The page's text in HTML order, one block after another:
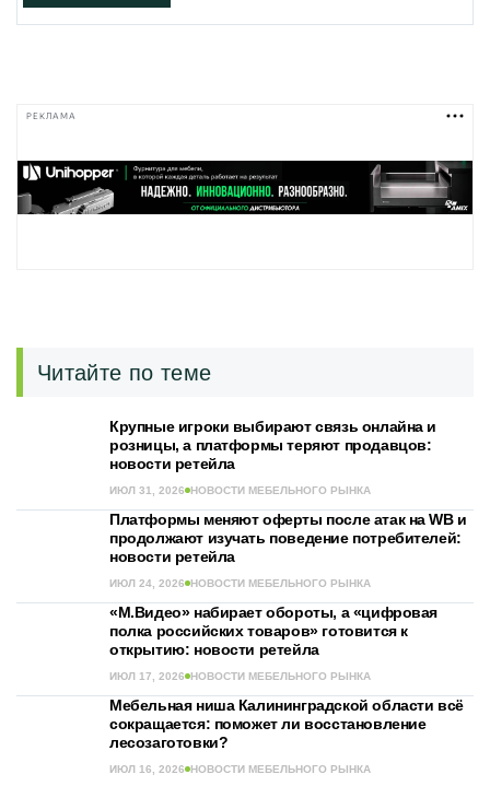
РЕКЛАМА
Читайте по теме
Крупные игроки выбирают связь онлайна и
розницы, а платформы теряют продавцов:
новости ретейла
ИЮЛ 31, 2026 НОВОСТИ МЕБЕЛЬНОГО РЫНКА
Платформы меняют оферты после атак на WB и
продолжают изучать поведение потребителей:
новости ретейла
ИЮЛ 24, 2026 НОВОСТИ МЕБЕЛЬНОГО РЫНКА
«М.Видео» набирает обороты, а «цифровая
полка российских товаров» готовится к
открытию: новости ретейла
ИЮЛ 17, 2026 НОВОСТИ МЕБЕЛЬНОГО РЫНКА
Мебельная ниша Калининградской области всё
сокращается: поможет ли восстановление
лесозаготовки?
ИЮЛ 16, 2026 НОВОСТИ МЕБЕЛЬНОГО РЫНКА